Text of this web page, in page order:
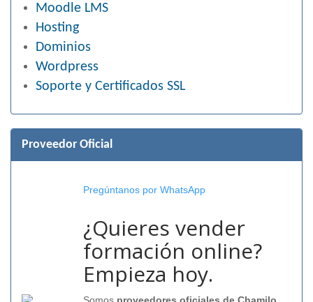
Moodle LMS
Hosting
Dominios
Wordpress
Soporte y Certificados SSL
Proveedor Oficial
Pregúntanos por WhatsApp
¿Quieres vender
formación online?
Empieza hoy.